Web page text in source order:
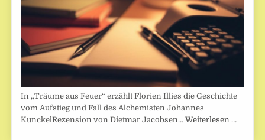
In „Träume aus Feuer“ erzählt Florien Illies die Geschichte
vom Aufstieg und Fall des Alchemisten Johannes
KunckelRezension von Dietmar Jacobsen…Weiterlesen …